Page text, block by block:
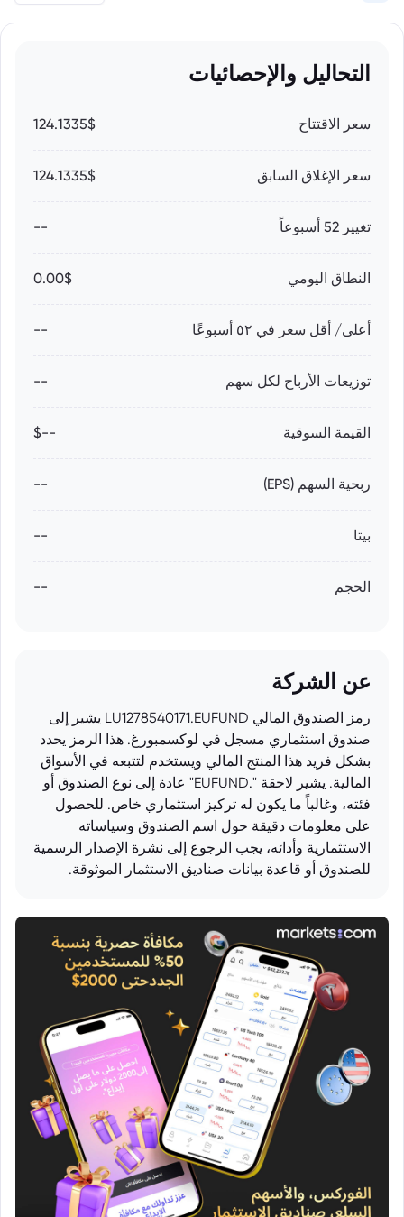
التحاليل والإحصائيات
سعر الاقتتاح 124.1335$
سعر الإغلاق السابق 124.1335$
تغيير 52 أسبوعاً --
النطاق اليومي 0.00$
أعلى/ أقل سعر في ٥٢ أسبوعًا --
توزيعات الأرباح لكل سهم --
القيمة السوقية --$
ربحية السهم (EPS) --
بيتا --
الحجم --
عن الشركة
رمز الصندوق المالي LU1278540171.EUFUND يشير إلى
صندوق استثماري مسجل في لوكسمبورغ. هذا الرمز يحدد
بشكل فريد هذا المنتج المالي ويستخدم لتتبعه في الأسواق
المالية. يشير لاحقة ".EUFUND" عادة إلى نوع الصندوق أو
فئته، وغالباً ما يكون له تركيز استثماري خاص. للحصول
على معلومات دقيقة حول اسم الصندوق وسياساته
الاستثمارية وأدائه، يجب الرجوع إلى نشرة الإصدار الرسمية
للصندوق أو قاعدة بيانات صناديق الاستثمار الموثوقة.